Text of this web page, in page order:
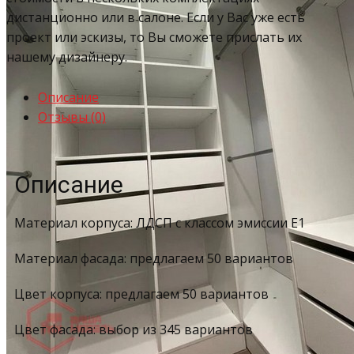
дистанционно или в салоне. Если у Вас уже есть
проект или эскизы, то Вы сможете прислать их
нашему дизайнеру.
Описание
Отзывы (0)
Описание
Материал корпуса: ЛДСП с классом эмиссии Е1
Материал фасада: предлагаем 50 вариантов
Цвет корпуса: предлагаем 50 вариантов
Цвет фасада: выбор из 345 вариантов